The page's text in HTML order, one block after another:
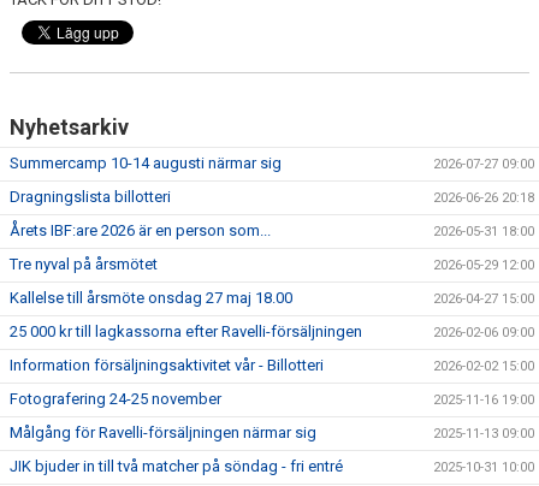
Nyhetsarkiv
Summercamp 10-14 augusti närmar sig 2026-07-27 09:00
Dragningslista billotteri 2026-06-26 20:18
Årets IBF:are 2026 är en person som... 2026-05-31 18:00
Tre nyval på årsmötet 2026-05-29 12:00
Kallelse till årsmöte onsdag 27 maj 18.00 2026-04-27 15:00
25 000 kr till lagkassorna efter Ravelli-försäljningen 2026-02-06 09:00
Information försäljningsaktivitet vår - Billotteri 2026-02-02 15:00
Fotografering 24-25 november 2025-11-16 19:00
Målgång för Ravelli-försäljningen närmar sig 2025-11-13 09:00
JIK bjuder in till två matcher på söndag - fri entré 2025-10-31 10:00